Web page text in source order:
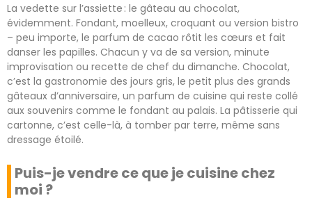
La vedette sur l’assiette : le gâteau au chocolat,
évidemment. Fondant, moelleux, croquant ou version bistro
– peu importe, le parfum de cacao rôtit les cœurs et fait
danser les papilles. Chacun y va de sa version, minute
improvisation ou recette de chef du dimanche. Chocolat,
c’est la gastronomie des jours gris, le petit plus des grands
gâteaux d’anniversaire, un parfum de cuisine qui reste collé
aux souvenirs comme le fondant au palais. La pâtisserie qui
cartonne, c’est celle-là, à tomber par terre, même sans
dressage étoilé.
Puis-je vendre ce que je cuisine chez
moi ?